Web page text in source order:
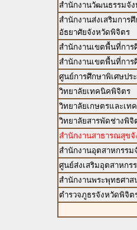
สำนักงานวัฒนธรรมจั
สำนักงานส่งเสริมการ
อัธยาศัยจังหวัดพิจิตร
สำนักงานเขตพื้นที่การ
สำนักงานเขตพื้นที่การ
ศูนย์การศึกษาพิเศษปร
วิทยาลัยเทคนิคพิจิตร
วิทยาลัยเกษตรและเท
วิทยาลัยสารพัดช่างพิจิ
สำนักงานสาธารณสุข
สำนักงานอุตสาหกรร
ศูนย์ส่งเสริมอุตสาหกร
สำนักงานพระพุทธศา
ตำรวจภูธรจังหวัดพิจิต